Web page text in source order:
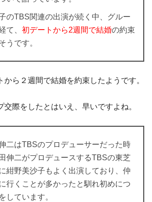
のTBS関連の出演が続く中、グルー
て、 初デートから2週間で結婚の約束
うです。
から２週間で結婚を約束したようです。
交際をしたとはいえ、早いですよね。
二はTBSのプロデューサーだった時
伸二がプロデュースするTBSの東芝
紺野美沙子もよく出演しており、仲
行くことが多かったと馴れ初めにつ
しています。